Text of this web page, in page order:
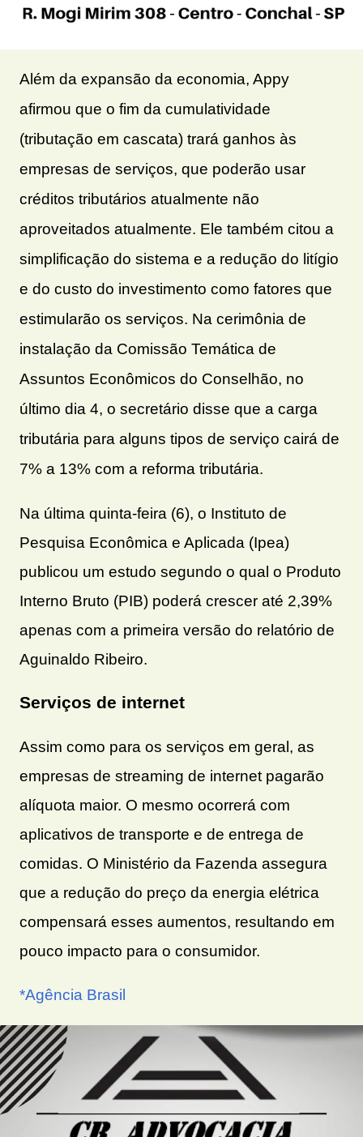
Além da expansão da economia, Appy
afirmou que o fim da cumulatividade
(tributação em cascata) trará ganhos às
empresas de serviços, que poderão usar
créditos tributários atualmente não
aproveitados atualmente. Ele também citou a
simplificação do sistema e a redução do litígio
e do custo do investimento como fatores que
estimularão os serviços. Na cerimônia de
instalação da Comissão Temática de
Assuntos Econômicos do Conselhão, no
último dia 4, o secretário disse que a carga
tributária para alguns tipos de serviço cairá de
7% a 13% com a reforma tributária.
Na última quinta-feira (6), o Instituto de
Pesquisa Econômica e Aplicada (Ipea)
publicou um estudo segundo o qual o Produto
Interno Bruto (PIB) poderá crescer até 2,39%
apenas com a primeira versão do relatório de
Aguinaldo Ribeiro.
Serviços de internet
Assim como para os serviços em geral, as
empresas de streaming de internet pagarão
alíquota maior. O mesmo ocorrerá com
aplicativos de transporte e de entrega de
comidas. O Ministério da Fazenda assegura
que a redução do preço da energia elétrica
compensará esses aumentos, resultando em
pouco impacto para o consumidor.
*Agência Brasil